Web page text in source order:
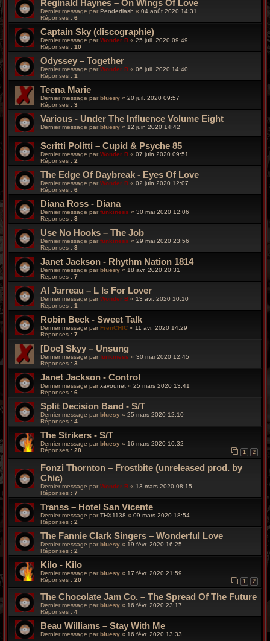
Reginald Haynes – On Wings Of Love
Dernier message par Penderflash « 04 août 2020 14:31
Réponses : 6
Captain Sky (discographie)
Dernier message parWonder B « 25 juil. 2020 09:49
Réponses : 10
Odyssey – Together
Dernier message par Wonder B « 06 juil. 2020 14:40
Réponses : 1
Teena Marie
Dernier message parbluesy « 20 juil. 2020 09:57
Réponses : 3
Various - Under The Influence Volume Eight
Dernier message par bluesy « 12 juin 2020 14:42
Scritti Politti – Cupid & Psyche 85
Dernier message parWonder B « 07 juin 2020 09:51
Réponses : 2
The Edge Of Daybreak - Eyes Of Love
Dernier message par Wonder B « 02 juin 2020 12:07
Réponses : 6
Diana Ross - Diana
Dernier message parfunkiness « 30 mai 2020 12:06
Réponses : 3
Use No Hooks – The Job
Dernier message par funkiness « 29 mai 2020 23:56
Réponses : 3
Janet Jackson - Rhythm Nation 1814
Dernier message parbluesy « 18 avr. 2020 20:31
Réponses : 7
Al Jarreau – L Is For Lover
Dernier message par Wonder B « 13 avr. 2020 10:10
Réponses : 1
Robin Beck - Sweet Talk
Dernier message parFrenCHIC « 11 avr. 2020 14:29
Réponses : 7
[Doc] Skyy – Unsung
Dernier message par funkiness « 30 mai 2020 12:45
Réponses : 3
Janet Jackson - Control
Dernier message parxavounet « 25 mars 2020 13:41
Réponses : 6
Split Decision Band - S/T
Dernier message par bluesy « 25 mars 2020 12:10
Réponses : 4
The Strikers - S/T
Dernier message parbluesy « 16 mars 2020 10:32
Réponses : 28 1 2
Fonzi Thornton – Frostbite (unreleased prod. by
Chic)
Dernier message par Wonder B « 13 mars 2020 08:15
Réponses : 7
Transs ‎– Hotel San Vicente
Dernier message parTHX1138 « 09 mars 2020 18:54
Réponses : 2
The Fannie Clark Singers – Wonderful Love
Dernier message par bluesy « 19 févr. 2020 16:25
Réponses : 2
Kilo - Kilo
Dernier message parbluesy « 17 févr. 2020 21:59
Réponses : 20 1 2
The Chocolate Jam Co. ‎– The Spread Of The Future
Dernier message par bluesy « 16 févr. 2020 23:17
Réponses : 4
Beau Williams – Stay With Me
Dernier message parbluesy « 16 févr. 2020 13:33